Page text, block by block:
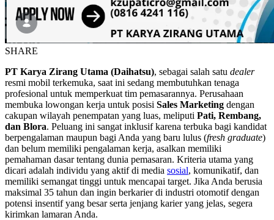
SHARE
PT Karya Zirang Utama (Daihatsu), sebagai salah satu dealer
resmi mobil terkemuka, saat ini sedang membutuhkan tenaga
profesional untuk memperkuat tim pemasarannya. Perusahaan
membuka lowongan kerja untuk posisi Sales Marketing dengan
cakupan wilayah penempatan yang luas, meliputi Pati, Rembang,
dan Blora. Peluang ini sangat inklusif karena terbuka bagi kandidat
berpengalaman maupun bagi Anda yang baru lulus (fresh graduate)
dan belum memiliki pengalaman kerja, asalkan memiliki
pemahaman dasar tentang dunia pemasaran. Kriteria utama yang
dicari adalah individu yang aktif di media sosial, komunikatif, dan
memiliki semangat tinggi untuk mencapai target. Jika Anda berusia
maksimal 35 tahun dan ingin berkarier di industri otomotif dengan
potensi insentif yang besar serta jenjang karier yang jelas, segera
kirimkan lamaran Anda.